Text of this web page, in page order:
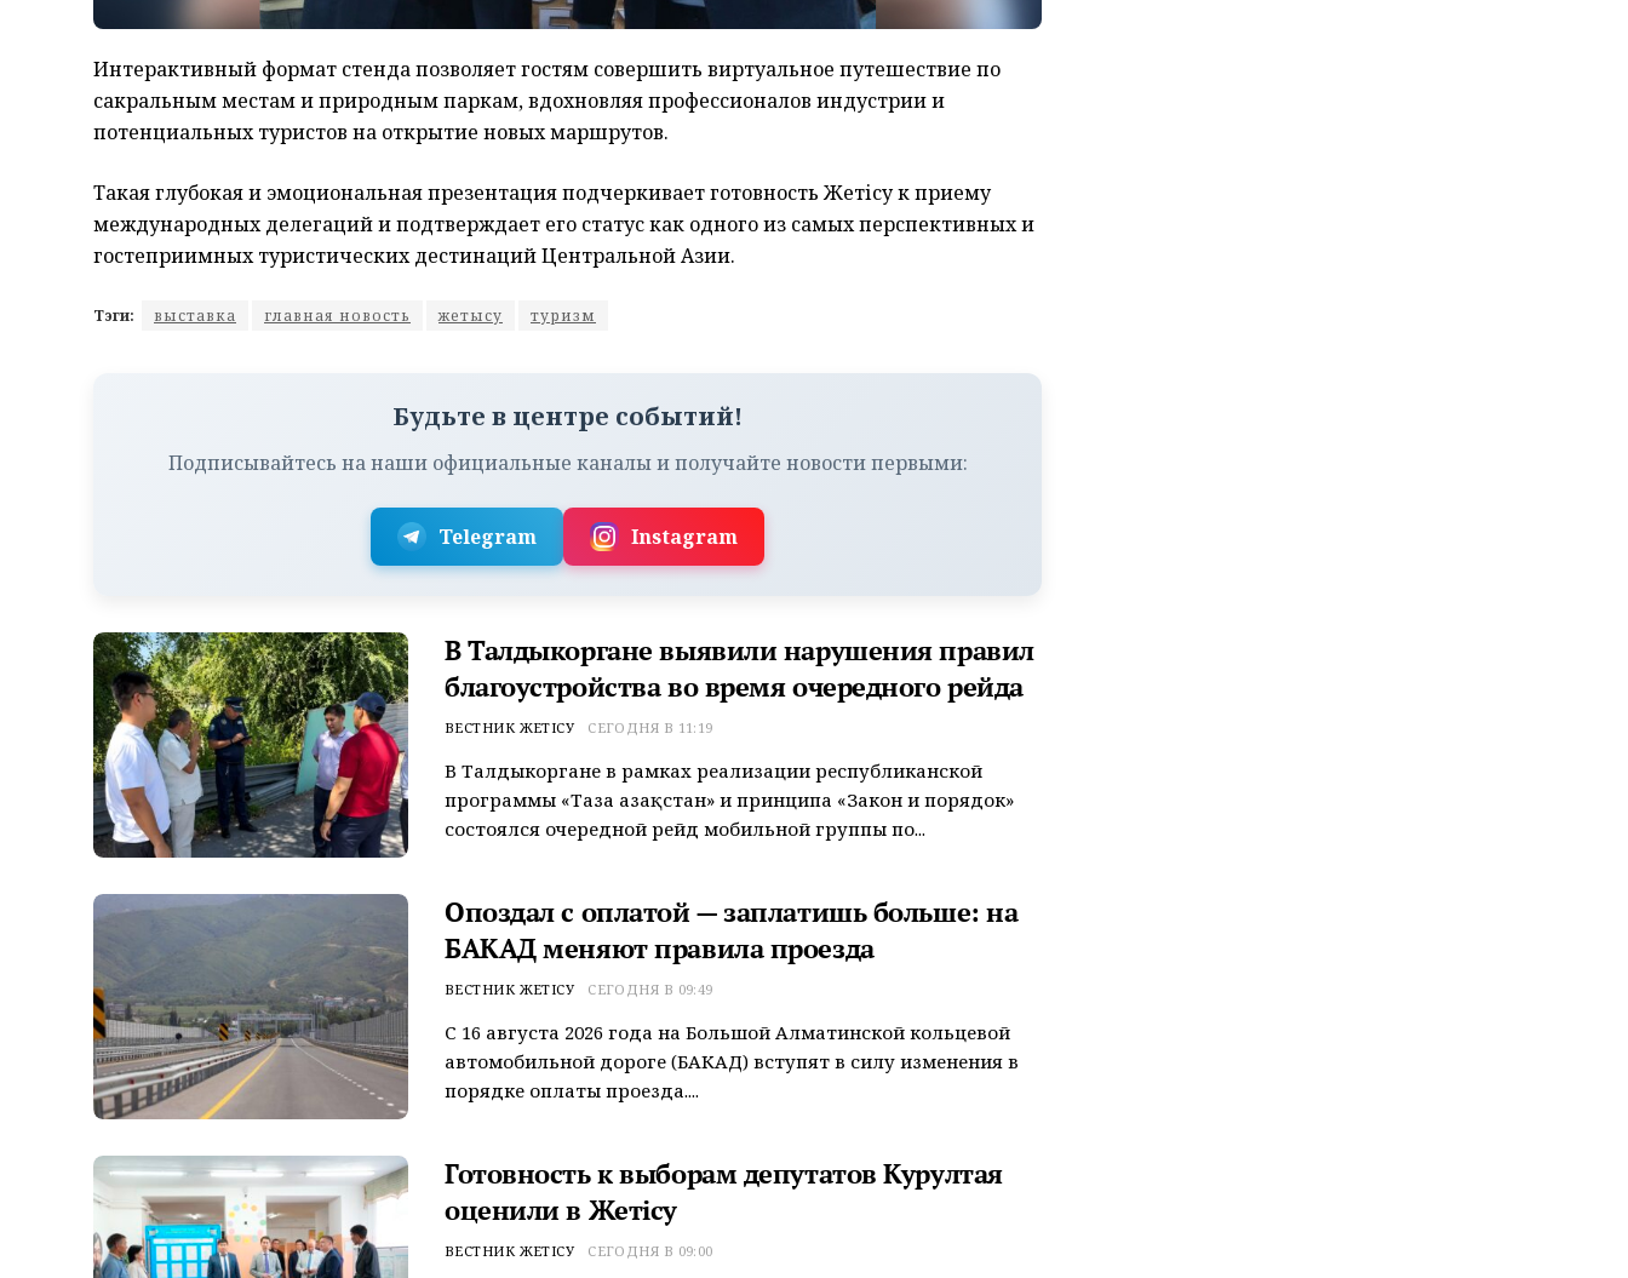
Интерактивный формат стенда позволяет гостям совершить виртуальное путешествие по
сакральным местам и природным паркам, вдохновляя профессионалов индустрии и
потенциальных туристов на открытие новых маршрутов.
Такая глубокая и эмоциональная презентация подчеркивает готовность Жетісу к приему
международных делегаций и подтверждает его статус как одного из самых перспективных и
гостеприимных туристических дестинаций Центральной Азии.
Тэги: выставка главная новость жетысу туризм
Будьте в центре событий!
Подписывайтесь на наши официальные каналы и получайте новости первыми:
Telegram Instagram
В Талдыкоргане выявили нарушения правил
благоустройства во время очередного рейда
ВЕСТНИК ЖЕТІСУ СЕГОДНЯ В 11:19
В Талдыкоргане в рамках реализации республиканской
программы «Таза Қазақстан» и принципа «Закон и порядок»
состоялся очередной рейд мобильной группы по...
Опоздал с оплатой — заплатишь больше: на
БАКАД меняют правила проезда
ВЕСТНИК ЖЕТІСУ СЕГОДНЯ В 09:49
С 16 августа 2026 года на Большой Алматинской кольцевой
автомобильной дороге (БАКАД) вступят в силу изменения в
порядке оплаты проезда....
Готовность к выборам депутатов Курултая
оценили в Жетісу
ВЕСТНИК ЖЕТІСУ СЕГОДНЯ В 09:00